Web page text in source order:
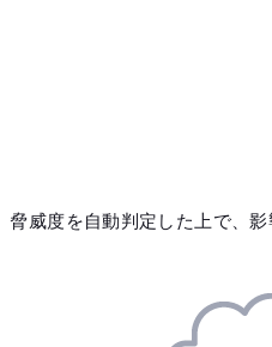
威度を自動判定した上で、